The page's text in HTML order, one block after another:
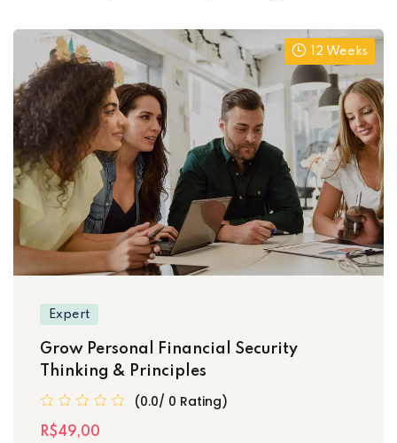
12 Weeks
Expert
Grow Personal Financial Security
Thinking & Principles
(0.0/ 0 Rating)
R$49,00